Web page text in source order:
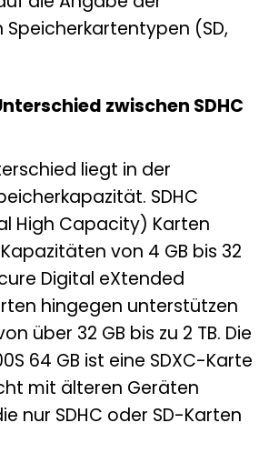
(SD,
zwischen SDHC
liegt in der
SDHC
High Capacity) Karten
von 4 GB bis 32
Digital eXtended
hingegen unterstützen
über 32 GB bis zu 2 TB. Die
64 GB ist eine SDXC-Karte
mit älteren Geräten
nur SDHC oder SD-Karten